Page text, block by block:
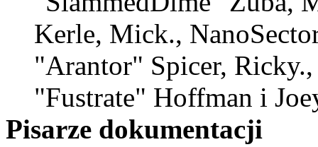
Kerle, Mick.,
"Arantor" Spicer,
"Fustrate" Hoffman i
Pisarze dokumentacji